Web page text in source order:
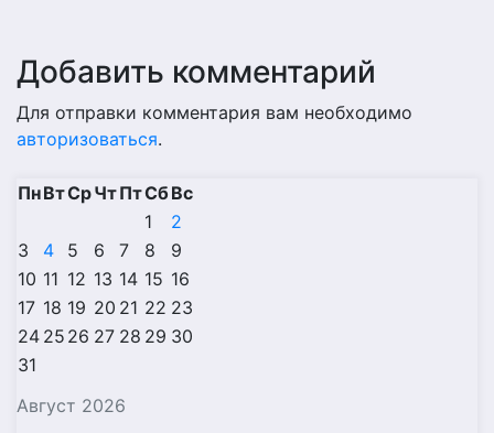
Добавить комментарий
Для отправки комментария вам необходимо
авторизоваться.
Август 2026
ПнВтСрЧтПтСбВс
1
2
3
4 5 6 7 8
9
10 11 12 13 14 15 16
17 18 19 20 21 22 23
24 25 26 27 28 29 30
31